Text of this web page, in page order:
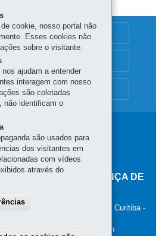
GERAL DE GOVERNANÇA DE
andar - Centro Curitiba -
8h30 às 12h e 13h30 às 18h
cookie, nosso portal não
Esses cookies não
sobre o visitante.
ajudam a entender
interagem com nosso
são coletadas
não identificam o
são usados para
dos visitantes em
com vídeos
através do